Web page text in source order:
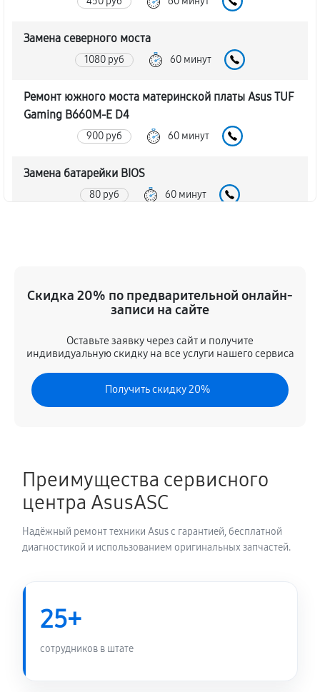
Замена северного моста
1080 руб 60 минут
Ремонт южного моста материнской платы Asus TUF
Gaming B660M-E D4
900 руб 60 минут
Замена батарейки BIOS
80 руб 60 минут
Скидка 20% по предварительной онлайн-
записи на сайте
Оставьте заявку через сайт и получите
индивидуальную скидку на все услуги нашего сервиса
Получить скидку 20%
Преимущества сервисного
центра AsusASC
Надёжный ремонт техники Asus с гарантией, бесплатной
диагностикой и использованием оригинальных запчастей.
25+
сотрудников в штате